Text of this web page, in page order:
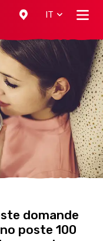
IT
domande
poste 100